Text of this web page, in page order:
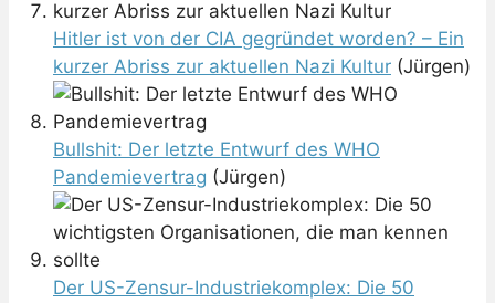
Hitler ist von der CIA gegründet worden? – Ein
kurzer Abriss zur aktuellen Nazi Kultur (Jürgen)
Bullshit: Der letzte Entwurf des WHO
Pandemievertrag (Jürgen)
Der US-Zensur-Industriekomplex: Die 50